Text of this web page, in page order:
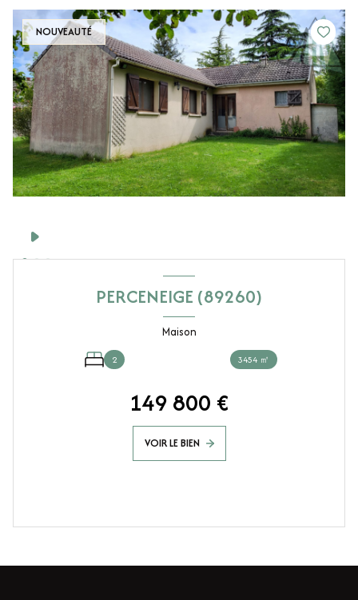
NOUVEAUTÉ
PERCENEIGE (89260)
Maison
2 3454 ㎡
149 800 €
VOIR LE BIEN